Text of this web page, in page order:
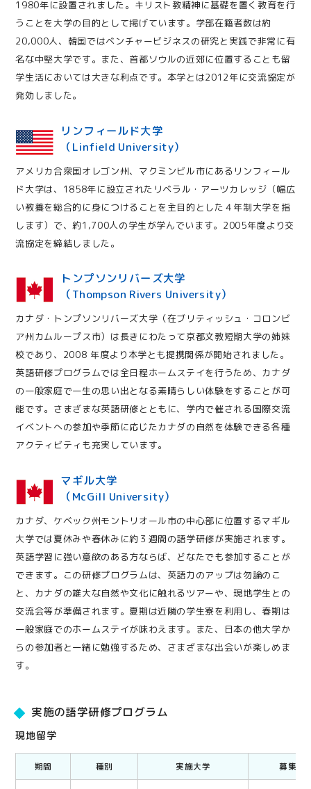
1980年に設置されました。キリスト教精神に基礎を置く教育を行
うことを大学の目的として掲げています。学部在籍者数は約
20,000人、韓国ではベンチャービジネスの研究と実践で非常に有
名な中堅大学です。また、首都ソウルの近郊に位置することも留
学生活においては大きな利点です。本学とは2012年に交流協定が
発効しました。
リンフィールド大学
（Linfield University）
アメリカ合衆国オレゴン州、マクミンビル市にあるリンフィール
ド大学は、1858年に設立されたリベラル・アーツカレッジ（幅広
い教養を総合的に身につけることを主目的とした４年制大学を指
します）で、約1,700人の学生が学んでいます。2005年度より交
流協定を締結しました。
トンプソンリバーズ大学
（Thompson Rivers University）
カナダ・トンプソンリバーズ大学（在ブリティッシュ・コロンビ
ア州カムループス市）は長きにわたって京都文教短期大学の姉妹
校であり、2008 年度より本学とも提携関係が開始されました。
英語研修プログラムでは全日程ホームステイを行うため、カナダ
の一般家庭で一生の思い出となる素晴らしい体験をすることが可
能です。さまざまな英語研修とともに、学内で催される国際交流
イベントへの参加や季節に応じたカナダの自然を体験できる各種
アクティビティも充実しています。
マギル大学
（McGill University）
カナダ、ケベック州モントリオール市の中心部に位置するマギル
大学では夏休みや春休みに約３週間の語学研修が実施されます。
英語学習に強い意欲のある方ならば、どなたでも参加することが
できます。この研修プログラムは、英語力のアップは勿論のこ
と、カナダの雄大な自然や文化に触れるツアーや、現地学生との
交流会等が準備されます。夏期は近隣の学生寮を利用し、春期は
一般家庭でのホームステイが味わえます。また、日本の他大学か
らの参加者と一緒に勉強するため、さまざまな出会いが楽しめま
す。
実施の語学研修プログラム
現地留学
期間 種別 実施大学 募集期